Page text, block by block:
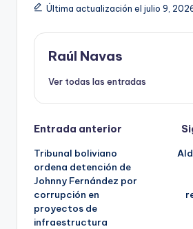
Última actualización el julio 9,
Raúl Navas
Ver todas las entradas
Navegación
de
entradas
Entrada anterior
Tribunal boliviano
ordena detención de
Johnny Fernández por
corrupción en
proyectos de
infraestructura